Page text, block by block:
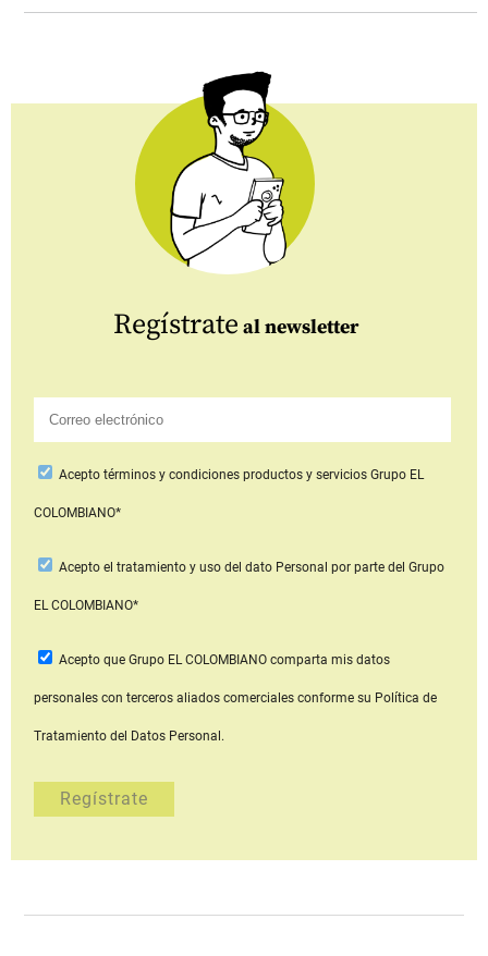
Regístrate al newsletter
Aceptotérminos y condiciones productos y serviciosGrupo EL
COLOMBIANO*
Acepto el tratamiento y uso del dato Personal por parte del Grupo
EL COLOMBIANO*
Acepto que Grupo EL COLOMBIANOcomparta mis datos
personales con terceros aliados comerciales conforme su Política de
Tratamiento del Datos Personal.